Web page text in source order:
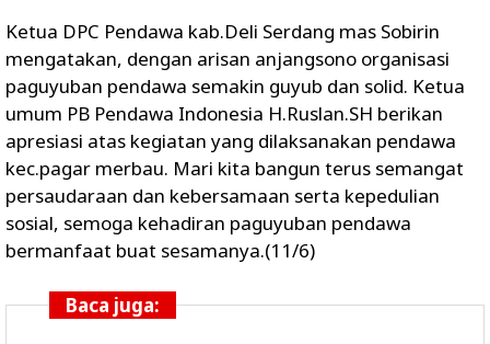
Ketua DPC Pendawa kab.Deli Serdang mas Sobirin
mengatakan, dengan arisan anjangsono organisasi
paguyuban pendawa semakin guyub dan solid. Ketua
umum PB Pendawa Indonesia H.Ruslan.SH berikan
apresiasi atas kegiatan yang dilaksanakan pendawa
kec.pagar merbau. Mari kita bangun terus semangat
persaudaraan dan kebersamaan serta kepedulian
sosial, semoga kehadiran paguyuban pendawa
bermanfaat buat sesamanya.(11/6)
Baca juga: